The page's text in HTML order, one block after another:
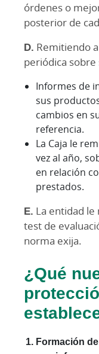
órdenes o
posterior de
D. Remitiendo
periódica sobre
Informes de
sus
cambios en
referencia.
La Caja le
vez al año,
en relación
prestados.
E. La entidad le
test de
norma exija.
¿Qué
Formación